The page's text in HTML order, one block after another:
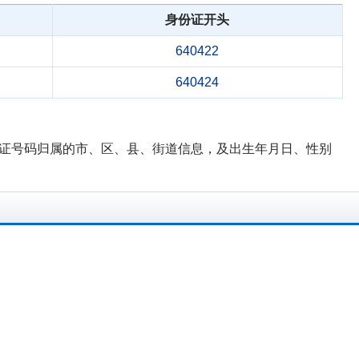
身份证开头
640422
640424
码归属的市、区、县、街道信息，及出生年月日、性别